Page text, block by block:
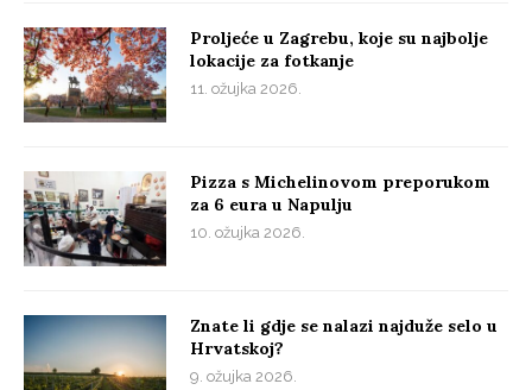
Proljeće u Zagrebu, koje su najbolje
lokacije za fotkanje
11. ožujka 2026.
Pizza s Michelinovom preporukom
za 6 eura u Napulju
10. ožujka 2026.
Znate li gdje se nalazi najduže selo u
Hrvatskoj?
9. ožujka 2026.